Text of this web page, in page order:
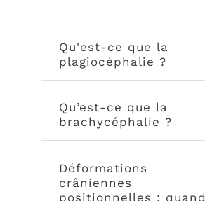
Qu'est-ce que la
plagiocéphalie ?
Qu’est-ce que la
brachycéphalie ?
Déformations
crâniennes
positionnelles : quand